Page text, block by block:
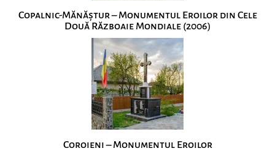
Copalnic-Mănăștur – Monumentul Eroilor din Cele
Două Războaie Mondiale (2006)
Coroieni – Monumentul Eroilor